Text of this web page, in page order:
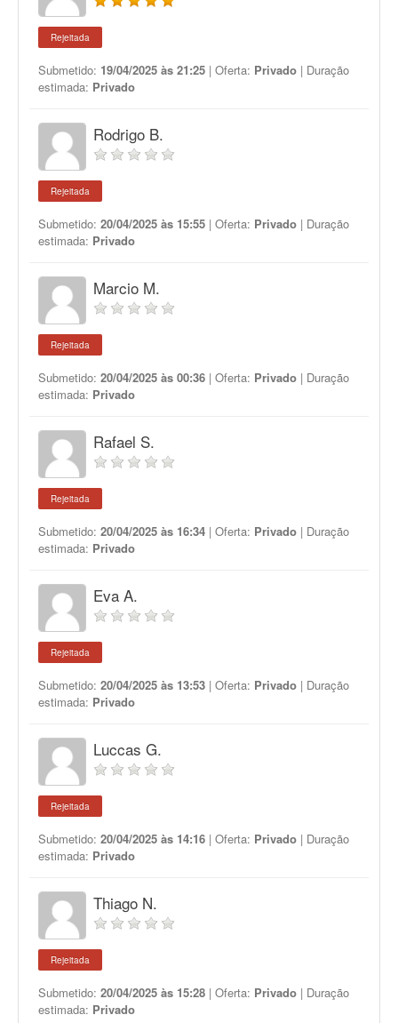
Rejeitada
Submetido: 19/04/2025 às 21:25 | Oferta: Privado | Duração
estimada: Privado
Rodrigo B.
Rejeitada
Submetido: 20/04/2025 às 15:55 | Oferta: Privado | Duração
estimada: Privado
Marcio M.
Rejeitada
Submetido: 20/04/2025 às 00:36 | Oferta: Privado | Duração
estimada: Privado
Rafael S.
Rejeitada
Submetido: 20/04/2025 às 16:34 | Oferta: Privado | Duração
estimada: Privado
Eva A.
Rejeitada
Submetido: 20/04/2025 às 13:53 | Oferta: Privado | Duração
estimada: Privado
Luccas G.
Rejeitada
Submetido: 20/04/2025 às 14:16 | Oferta: Privado | Duração
estimada: Privado
Thiago N.
Rejeitada
Submetido: 20/04/2025 às 15:28 | Oferta: Privado | Duração
estimada: Privado